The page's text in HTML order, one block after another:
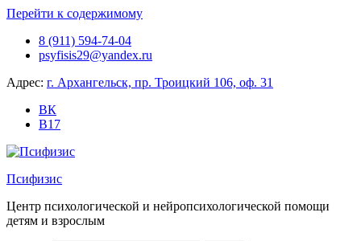
Перейти к содержимому
8 (911) 594-74-04
psyfisis29@yandex.ru
Адрес: г. Архангельск, пр. Троицкий 106, оф. 31
ВК
B17
Псифизис
Центр психологической и нейропсихологической помощи
детям и взрослым